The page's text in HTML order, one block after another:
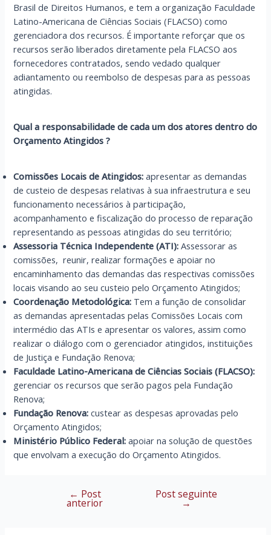
Brasil de Direitos Humanos, e tem a organização Faculdade
Latino-Americana de Ciências Sociais (FLACSO) como
gerenciadora dos recursos. É importante reforçar que os
recursos serão liberados diretamente pela FLACSO aos
fornecedores contratados, sendo vedado qualquer
adiantamento ou reembolso de despesas para as pessoas
atingidas.
Qual a responsabilidade de cada um dos atores dentro do
Orçamento Atingidos ?
Comissões Locais de Atingidos: apresentar as demandas
de custeio de despesas relativas à sua infraestrutura e seu
funcionamento necessários à participação,
acompanhamento e fiscalização do processo de reparação
representando as pessoas atingidas do seu território;
Assessoria Técnica Independente (ATI): Assessorar as
comissões, reunir, realizar formações e apoiar no
encaminhamento das demandas das respectivas comissões
locais visando ao seu custeio pelo Orçamento Atingidos;
Coordenação Metodológica: Tem a função de consolidar
as demandas apresentadas pelas Comissões Locais com
intermédio das ATIs e apresentar os valores, assim como
realizar o diálogo com o gerenciador atingidos, instituições
de Justiça e Fundação Renova;
Faculdade Latino-Americana de Ciências Sociais (FLACSO):
gerenciar os recursos que serão pagos pela Fundação
Renova;
Fundação Renova: custear as despesas aprovadas pelo
Orçamento Atingidos;
Ministério Público Federal: apoiar na solução de questões
que envolvam a execução do Orçamento Atingidos.
Navegação
← Post
anterior
Post seguinte
→